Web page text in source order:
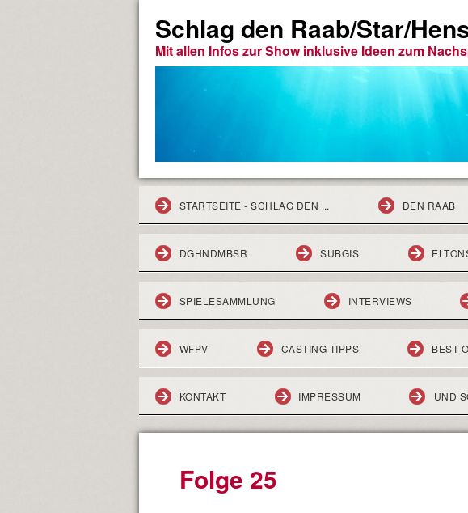
Schlag den Raab/Star/
Mit allen Infos zur Show inklusive Ideen zum
STARTSEITE - SCHLAG DEN ... DEN RAAB
DGHNDMBSR SUBGIS
SPIELESAMMLUNG INTERVIEWS
WFPV CASTING-TIPPS BEST
KONTAKT IMPRESSUM UND
Folge 25